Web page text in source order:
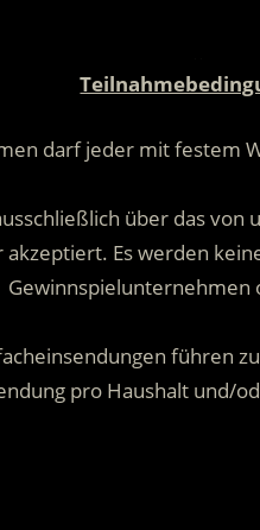
darf jeder mit festem
über das von
Es werden
Gewinnspielunternehmen
führen
pro Haushalt und/